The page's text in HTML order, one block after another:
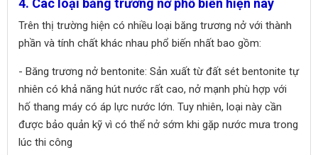
Trên thị trường hiện có nhiều loại băng trương nở với thành
phần và tính chất khác nhau phổ biến nhất bao gồm:
- Băng trương nở bentonite: Sản xuất từ đất sét bentonite tự
nhiên có khả năng hút nước rất cao, nở mạnh phù hợp với
hố thang máy có áp lực nước lớn. Tuy nhiên, loại này cần
được bảo quản kỹ vì có thể nở sớm khi gặp nước mưa trong
lúc thi công